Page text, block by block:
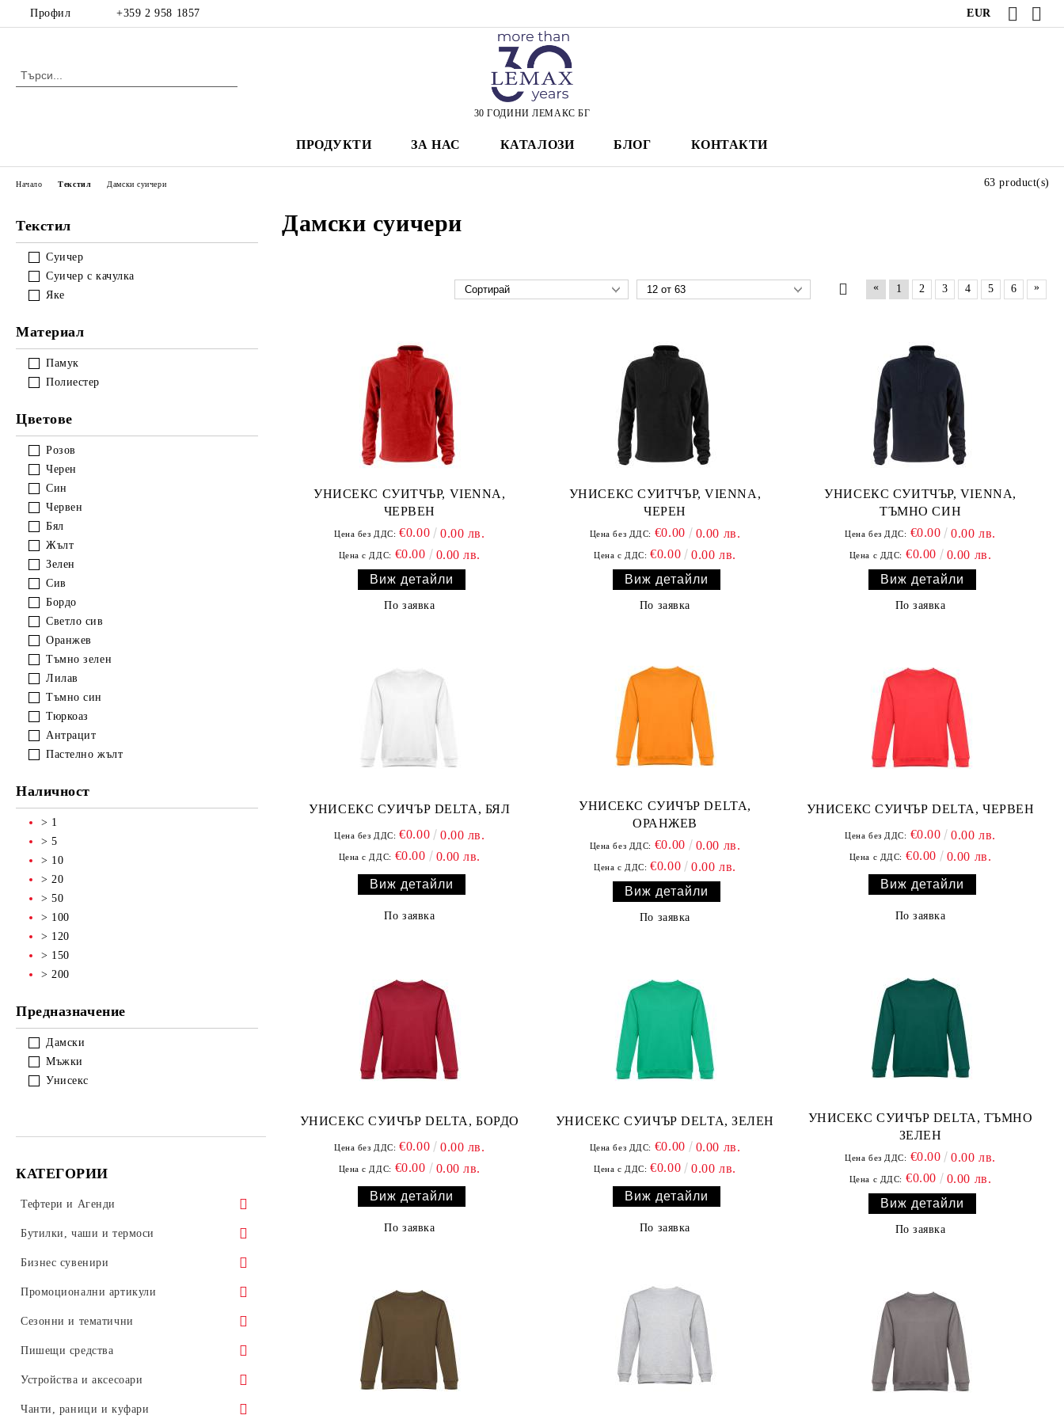
Профил +359 2 958 1857 EUR
30 ГОДИНИ ЛЕМАКС БГ
ПРОДУКТИ ЗА НАС КАТАЛОЗИ БЛОГ КОНТАКТИ
Текстил
Суичер
Суичер с качулка
Яке
Материал
Памук
Полиестер
Цветове
Розов
Черен
Син
Червен
Бял
Жълт
Зелен
Сив
Бордо
Светло сив
Оранжев
Тъмно зелен
Лилав
Тъмно син
Тюркоаз
Антрацит
Пастелно жълт
Наличност
> 1
> 5
> 10
> 20
> 50
> 100
> 120
> 150
> 200
Предназначение
Дамски
Мъжки
Унисекс
КАТЕГОРИИ
Тефтери и Агенди
ALICANTE
TREND
NOVASKIN
ULTRA
VELVET
CAPITOL
Бутилки, чаши и термоси
Бутилки
Чаши
Термоси
Чаши за път
Съдове за сублимация
Бизнес сувенири
Бизнес комплекти
Връзки за бадж
Чадъри
Портфейли
Калъфи и RFID карти
Промоционални артикули
Слънчеви очила
Антистрес продукти
Ключодържатели
Вино и бар
Сезонни и тематични
8 Март: Ден на жената
1 Юни: Ден на детето
15 Септември: Първи учебен ден
Пишещи средства
Пластмасови химикалки
Метални химикалки
Устройства и аксесоари
Кабели
Чанти, раници и куфари
Начало Текстил Дамски суичери
Дамски суичери
63 product(s)
« 1 2 3 4 5 6 »
УНИСЕКС СУИТЧЪР, VIENNA,
ЧЕРВЕН
Цена без ДДС: €0.00 0.00 лв.
Цена с ДДС: €0.00
0.00 лв.
Виж детайли
По заявка
УНИСЕКС СУИТЧЪР, VIENNA,
ЧЕРЕН
Цена без ДДС: €0.00 0.00 лв.
Цена с ДДС: €0.00
0.00 лв.
Виж детайли
По заявка
УНИСЕКС СУИТЧЪР, VIENNA,
ТЪМНО СИН
Цена без ДДС: €0.00 0.00 лв.
Цена с ДДС: €0.00
0.00 лв.
Виж детайли
По заявка
УНИСЕКС СУИЧЪР DELTA, БЯЛ
Цена без ДДС: €0.00 0.00 лв.
Цена с ДДС: €0.00 0.00 лв.
Виж детайли
По заявка
УНИСЕКС СУИЧЪР DELTA,
ОРАНЖЕВ
Цена без ДДС: €0.00 0.00 лв.
Цена с ДДС: €0.00
0.00 лв.
Виж детайли
По заявка
УНИСЕКС СУИЧЪР DELTA, ЧЕРВЕН
Цена без ДДС: €0.00 0.00 лв.
Цена с ДДС: €0.00 0.00 лв.
Виж детайли
По заявка
УНИСЕКС СУИЧЪР DELTA, БОРДО
Цена без ДДС: €0.00 0.00 лв.
Цена с ДДС: €0.00 0.00 лв.
Виж детайли
По заявка
УНИСЕКС СУИЧЪР DELTA, ЗЕЛЕН
Цена без ДДС: €0.00 0.00 лв.
Цена с ДДС: €0.00 0.00 лв.
Виж детайли
По заявка
УНИСЕКС СУИЧЪР DELTA, ТЪМНО
ЗЕЛЕН
Цена без ДДС: €0.00 0.00 лв.
Цена с ДДС: €0.00
0.00 лв.
Виж детайли
По заявка